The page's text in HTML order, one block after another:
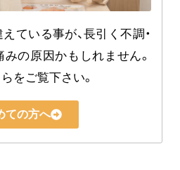
ている事が、長引く不調・
の原因かもしれません。
をご覧下さい。
ての方へ